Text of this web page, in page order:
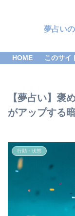
夢占い
HOME このサイ
【夢占い】褒
がアップする
行動・状態